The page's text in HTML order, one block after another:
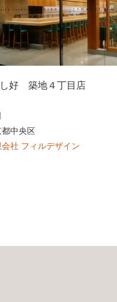
好 築地４丁目店
中央区
社 フィルデザイン